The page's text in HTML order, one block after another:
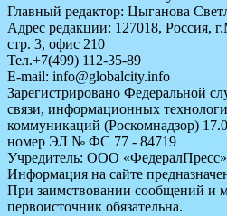
Главный редактор: Цыганова
Адрес редакции: 127018, Россия,
стр. 3, офис 210
Тел.+7(499) 112-35-89
E-mail: info@globalcity.info
Зарегистрировано Федеральной
связи, информационных
коммуникаций (Роскомнадзор)
номер ЭЛ № ФС 77 - 84719
Учредитель: ООО «ФедералПресс»
Информация на сайте
При заимствовании сообщений и
первоисточник обязательна.